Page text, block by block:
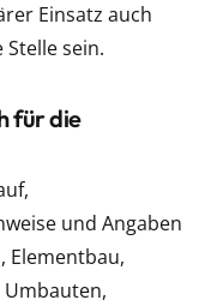
Einsatz auch
sein.
für die
und Angaben
Elementbau,